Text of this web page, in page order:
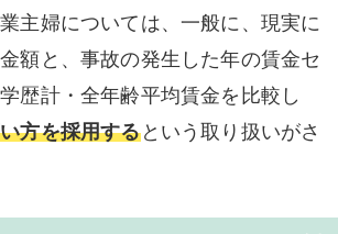
主婦については、一般に、現実に
額と、事故の発生した年の賃金セ
歴計・全年齢平均賃金を比較し
方を採用するという取り扱いがさ